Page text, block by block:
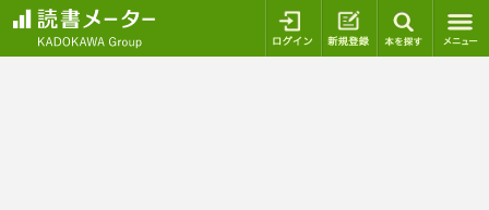
ログイン 新規登録